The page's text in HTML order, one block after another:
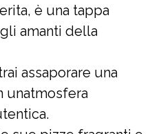
è una tappa
amanti della
assaporare una
unatmosfera